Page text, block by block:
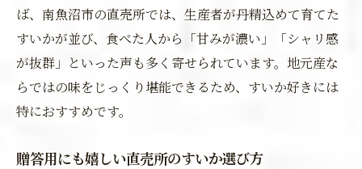
ば、南魚沼市の直売所では、生産者が丹精込めて育てた
すいかが並び、食べた人から「甘みが濃い」「シャリ感
が抜群」といった声も多く寄せられています。地元産な
らではの味をじっくり堪能できるため、すいか好きには
特におすすめです。
贈答用にも嬉しい直売所のすいか選び方